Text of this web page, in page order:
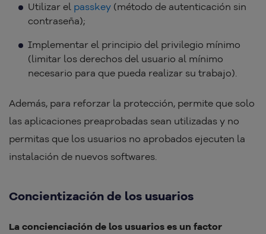
Utilizar el passkey (método de autenticación sin
contraseña);
Implementar el principio del privilegio mínimo
(limitar los derechos del usuario al mínimo
necesario para que pueda realizar su trabajo).
Además, para reforzar la protección, permite que solo
las aplicaciones preaprobadas sean utilizadas y no
permitas que los usuarios no aprobados ejecuten la
instalación de nuevos softwares.
Concientización de los usuarios
La concienciación de los usuarios es un factor